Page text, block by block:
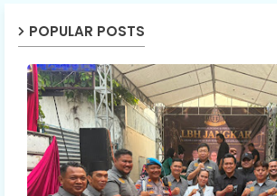
POPULAR POSTS